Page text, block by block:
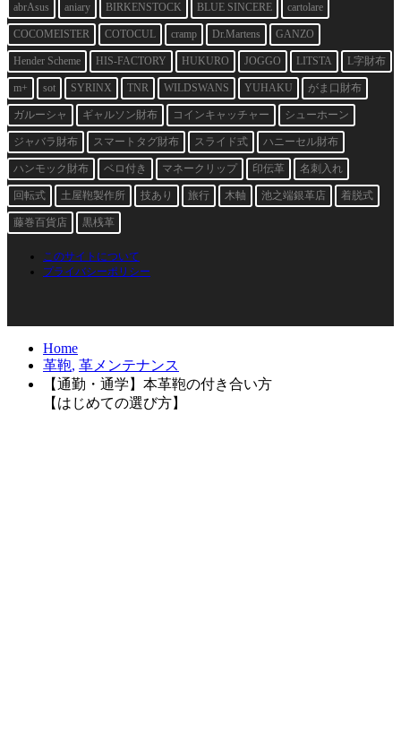
abrAsus aniary BIRKENSTOCK BLUE SINCERE cartolare
COCOMEISTER COTOCUL cramp Dr.Martens GANZO
Hender Scheme HIS-FACTORY HUKURO JOGGO LITSTA L字財布
m+ sot SYRINX TNR WILDSWANS YUHAKU がま口財布
ガルーシャ ギャルソン財布 コインキャッチャー シューホーン
ジャバラ財布 スマートタグ財布 スライド式 ハニーセル財布
ハンモック財布 ベロ付き マネークリップ 印伝革 名刺入れ
回転式 土屋鞄製作所 技あり 旅行 木軸 池之端銀革店 着脱式
藤巻百貨店 黒桟革
このサイトについて
プライバシーポリシー
Home
革鞄, 革メンテナンス
【通勤・通学】本革鞄の付き合い方
【はじめての選び方】